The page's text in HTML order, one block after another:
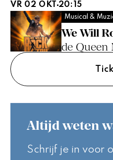
We Will
de Queen
Musical &
VR 02 OKT 20:15
Altijd weten
Schrijf je in voor